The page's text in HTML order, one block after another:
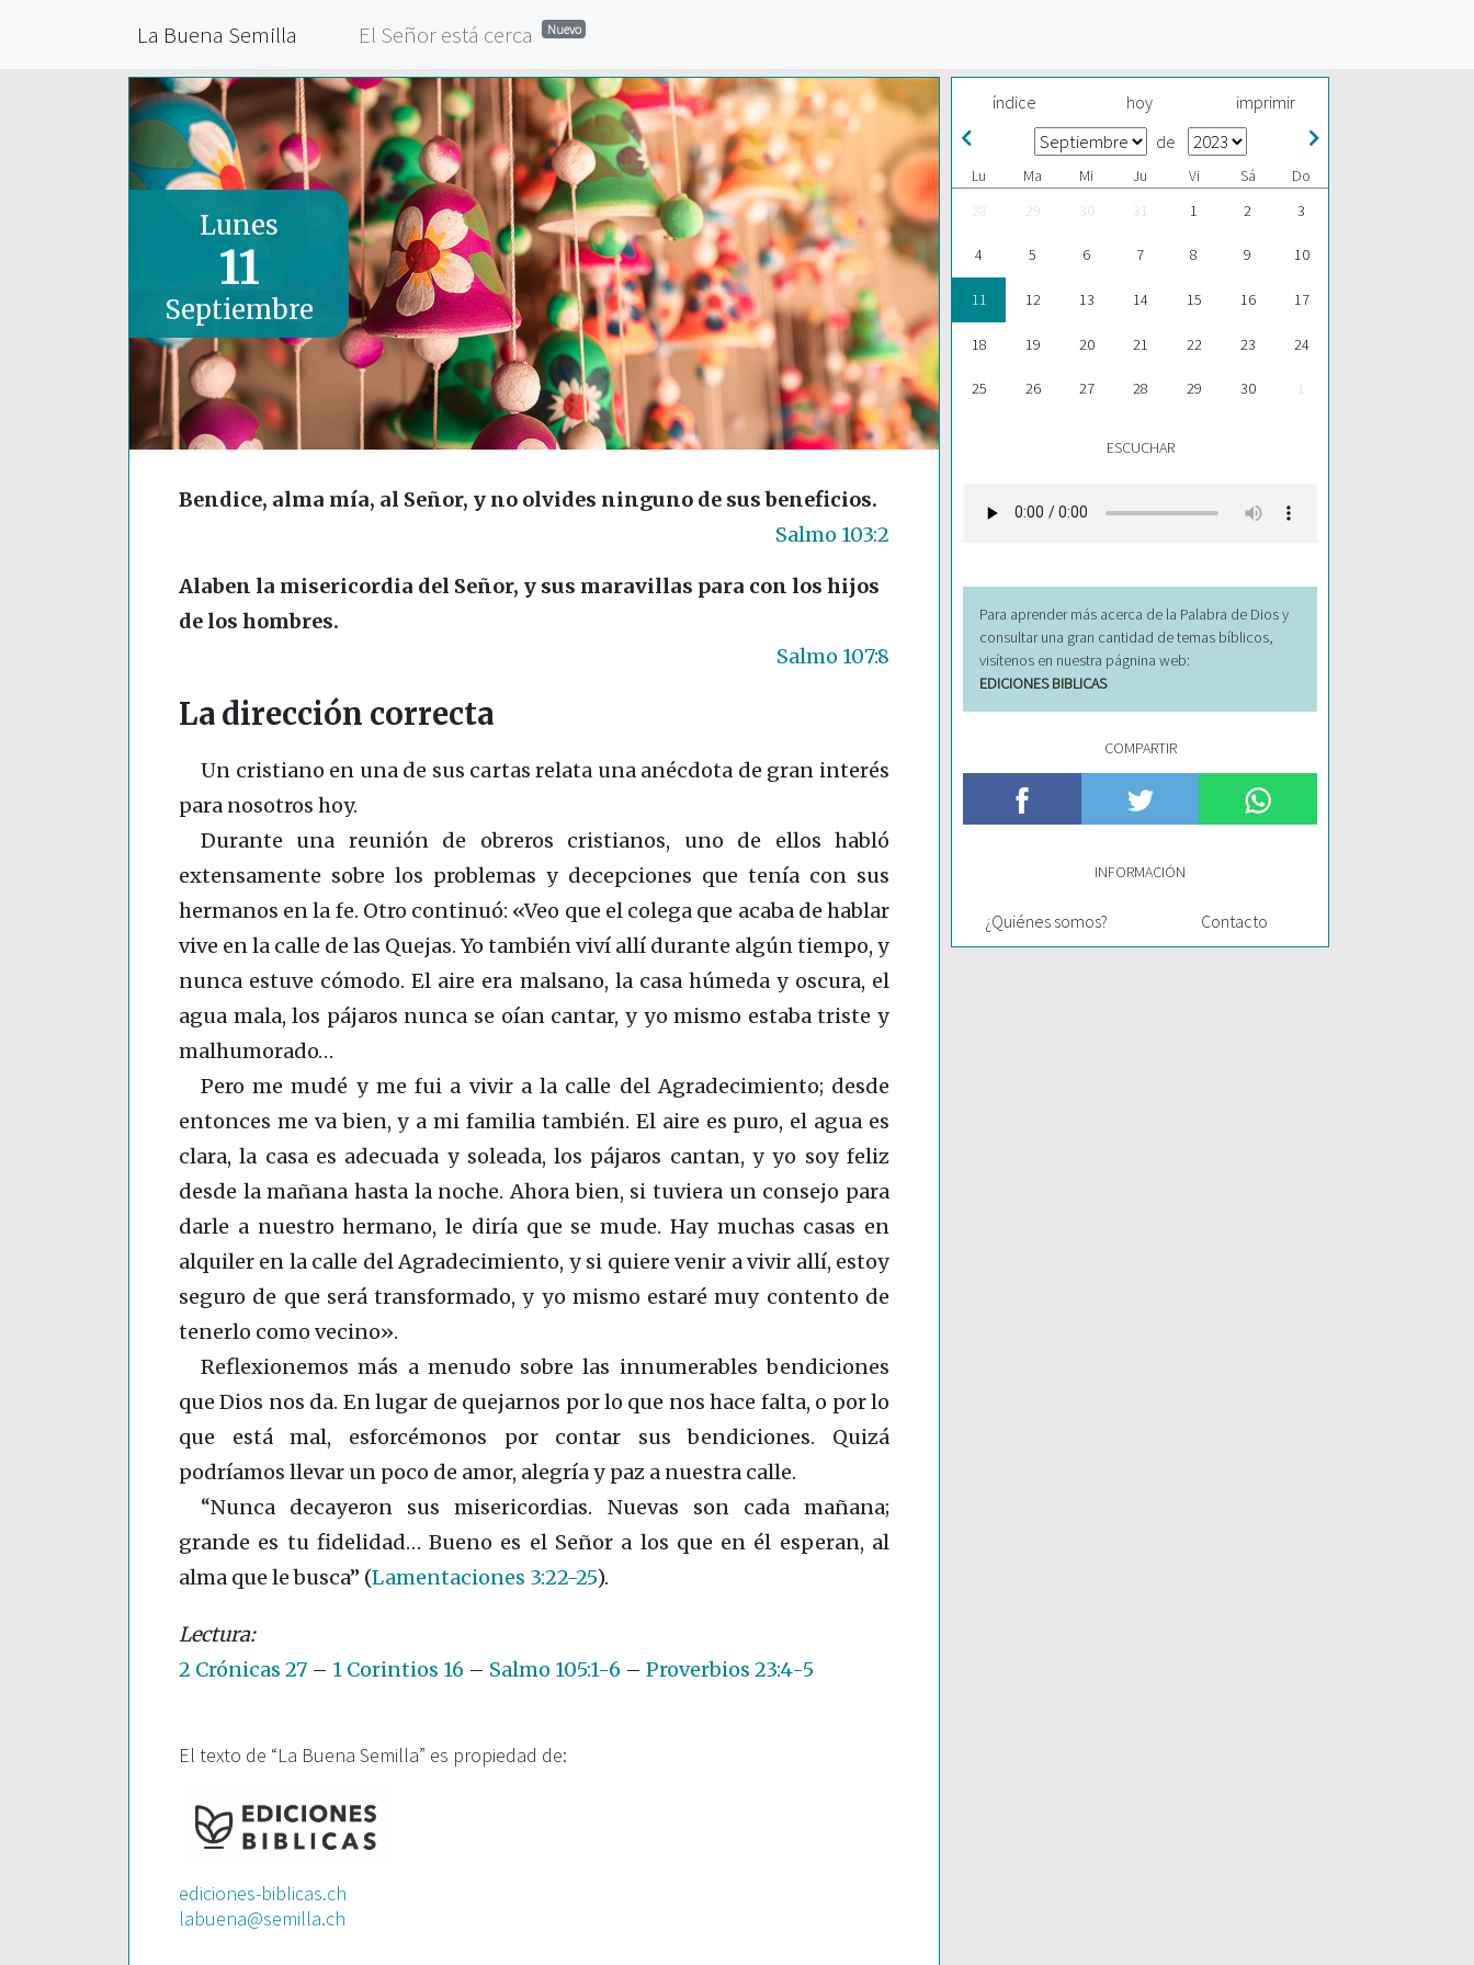
La Buena Semilla El Señor está cerca Nuevo
Lunes
11
Septiembre
Bendice, alma mía, al Señor, y no olvides ninguno de sus beneficios.
Salmo 103:2
Alaben la misericordia del Señor, y sus maravillas para con los hijos
de los hombres.
Salmo 107:8
La dirección correcta
Un cristiano en una de sus cartas relata una anécdota de gran interés
para nosotros hoy.
Durante una reunión de obreros cristianos, uno de ellos habló
extensamente sobre los problemas y decepciones que tenía con sus
hermanos en la fe. Otro continuó: «Veo que el colega que acaba de hablar
vive en la calle de las Quejas. Yo también viví allí durante algún tiempo, y
nunca estuve cómodo. El aire era malsano, la casa húmeda y oscura, el
agua mala, los pájaros nunca se oían cantar, y yo mismo estaba triste y
malhumorado…
Pero me mudé y me fui a vivir a la calle del Agradecimiento; desde
entonces me va bien, y a mi familia también. El aire es puro, el agua es
clara, la casa es adecuada y soleada, los pájaros cantan, y yo soy feliz
desde la mañana hasta la noche. Ahora bien, si tuviera un consejo para
darle a nuestro hermano, le diría que se mude. Hay muchas casas en
alquiler en la calle del Agradecimiento, y si quiere venir a vivir allí, estoy
seguro de que será transformado, y yo mismo estaré muy contento de
tenerlo como vecino».
Reflexionemos más a menudo sobre las innumerables bendiciones
que Dios nos da. En lugar de quejarnos por lo que nos hace falta, o por lo
que está mal, esforcémonos por contar sus bendiciones. Quizá
podríamos llevar un poco de amor, alegría y paz a nuestra calle.
“Nunca decayeron sus misericordias. Nuevas son cada mañana;
grande es tu fidelidad… Bueno es el Señor a los que en él esperan, al
alma que le busca” (Lamentaciones 3:22-25).
2 Crónicas 27 – 1 Corintios 16 – Salmo 105:1-6 – Proverbios 23:4-5
El texto de “La Buena Semilla” es propiedad de:
ediciones-biblicas.ch
labuena@semilla.ch
índice hoy imprimir
de
Lu Ma Mi Ju Vi Sá
Do
28
29 30 31 1 2 3
4 5 6 7 8 9 10
11 12 13 14 15 16 17
18 19 20 21 22 23 24
25 26 27 28 29 30 1
ESCUCHAR
Para aprender más acerca de la Palabra de Dios y
consultar una gran cantidad de temas bíblicos,
visítenos en nuestra págnina web:
EDICIONES BIBLICAS
COMPARTIR
INFORMACIÓN
¿Quiénes somos? Contacto